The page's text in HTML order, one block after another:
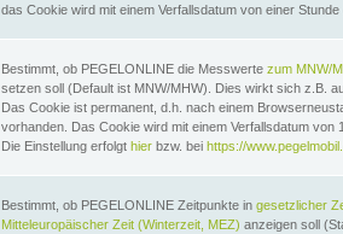
das Cookie wird mit einem Verfallsdatum von einer
Bestimmt, ob PEGELONLINE die Messwerte zum MNW/
setzen soll (Default ist MNW/MHW). Dies wirkt sich z.B.
Das Cookie ist permanent, d.h. nach einem
vorhanden. Das Cookie wird mit einem Verfallsdatum von
Die Einstellung erfolgt hier bzw. bei https://
Bestimmt, ob PEGELONLINE Zeitpunkte in gesetzlicher
Mitteleuropäischer Zeit (Winterzeit, MEZ) anzeigen soll